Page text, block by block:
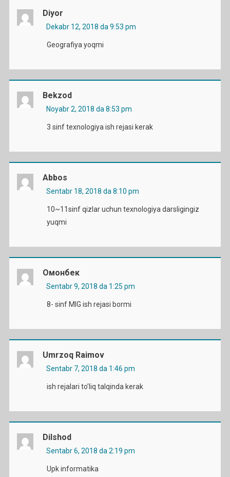
Diyor
Dekabr 12, 2018 da 9:53 pm
Geografiya yoqmi
Bekzod
Noyabr 2, 2018 da 8:53 pm
3 sinf texnologiya ish rejasi kerak
Abbos
Sentabr 18, 2018 da 8:10 pm
10~11sinf qizlar uchun texnologiya darsligingiz
yuqmi
Омонбек
Sentabr 9, 2018 da 1:25 pm
8- sinf MIG ish rejasi bormi
Umrzoq Raimov
Sentabr 7, 2018 da 1:46 pm
ish rejalari to’liq talqinda kerak
Dilshod
Sentabr 6, 2018 da 2:19 pm
Upk informatika